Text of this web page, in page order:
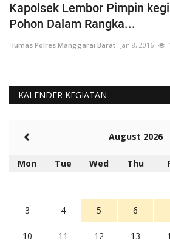
Kapolsek Lembor Pimpin
Pohon Dalam Rangka...
Humas Polres Manggarai Barat Jan 8, 2016
KALENDER KEGIATAN
August 2026
Mon Tue Wed Thu
3 4 5 6
10 11 12 13